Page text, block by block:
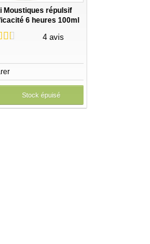
Moustiques répulsif
6 heures 100ml
4 avis
Stock épuisé